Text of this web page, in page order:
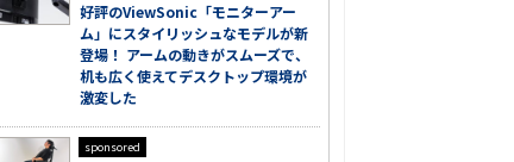
好評のViewSonic「モニターアー
ム」にスタイリッシュなモデルが新
登場！ アームの動きがスムーズで、
机も広く使えてデスクトップ環境が
激変した
sponsored